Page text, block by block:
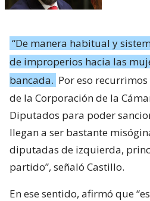
“De manera habitual y
de improperios hacia las
bancada. Por eso
de la Corporación de la
Diputados para poder
llegan a ser bastante
diputadas de izquierda,
partido”, señaló Castillo.
En ese sentido, afirmó que